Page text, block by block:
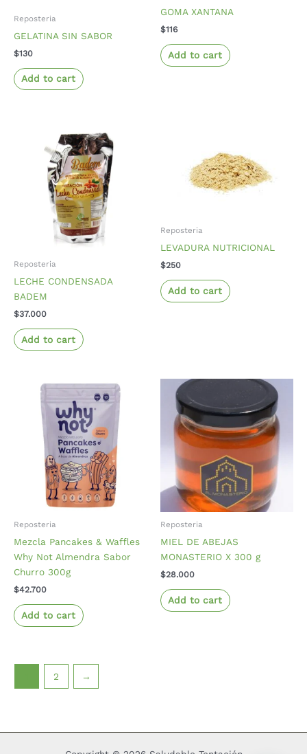
Reposteria
GELATINA SIN SABOR
$130
Add to cart
GOMA XANTANA
$116
Add to cart
Reposteria
LECHE CONDENSADA
BADEM
$37.000
Add to cart
Reposteria
LEVADURA NUTRICIONAL
$250
Add to cart
Reposteria
Mezcla Pancakes & Waffles
Why Not Almendra Sabor
Churro 300g
$42.700
Add to cart
Reposteria
MIEL DE ABEJAS
MONASTERIO X 300 g
$28.000
Add to cart
2 →